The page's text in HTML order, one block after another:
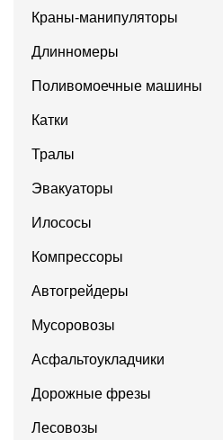
Краны-манипуляторы
Длинномеры
Поливомоечные машины
Катки
Тралы
Эвакуаторы
Илососы
Компрессоры
Автогрейдеры
Мусоровозы
Асфальтоукладчики
Дорожные фрезы
Лесовозы